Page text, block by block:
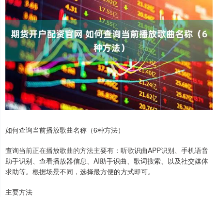
如何查询当前播放歌曲名称（6种方法）
查询当前正在播放歌曲的方法主要有：听歌识曲APP识别、手机语音
助手识别、查看播放器信息、AI助手识曲、歌词搜索、以及社交媒体
求助等。根据场景不同，选择最方便的方式即可。
主要方法